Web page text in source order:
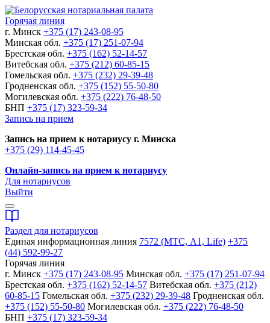
Горячая линия
г. Минск +375 (17) 243-08-95
Минская обл. +375 (17) 251-07-94
Брестская обл. +375 (162) 52-14-57
Витебская обл. +375 (212) 60-85-15
Гомельская обл. +375 (232) 29-39-48
Гродненская обл. +375 (152) 55-50-80
Могилевская обл. +375 (222) 76-48-50
БНП +375 (17) 323-59-34
Запись на прием
Запись на прием к нотариусу г. Минска
+375 (29) 114-45-45
Онлайн-запись на прием к нотариусу
Для нотариусов
Выйти
Раздел для нотариусов
Единая информационная линия 7572 (МТС, A1, Life) +375
(44) 592-99-27
Горячая линия
г. Минск +375 (17) 243-08-95 Минская обл. +375 (17) 251-07-94
Брестская обл. +375 (162) 52-14-57 Витебская обл. +375 (212)
60-85-15 Гомельская обл. +375 (232) 29-39-48 Гродненская обл.
+375 (152) 55-50-80 Могилевская обл. +375 (222) 76-48-50
БНП +375 (17) 323-59-34